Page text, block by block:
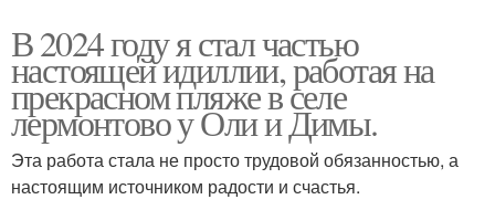
В 2024 году я стал частью
настоящей идиллии, работая на
прекрасном пляже в селе
лермонтово у Оли и Димы.
Эта работа стала не просто трудовой обязанностью, а
настоящим источником радости и счастья.